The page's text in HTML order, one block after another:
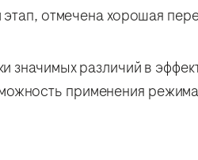
отмечена хорошая
значимых различий в
применения